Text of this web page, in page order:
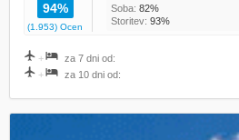
94%
(1.953) Ocen
Soba: 82%
Storitev: 93%
+ za 7 dni od:
+ za 10 dni od: